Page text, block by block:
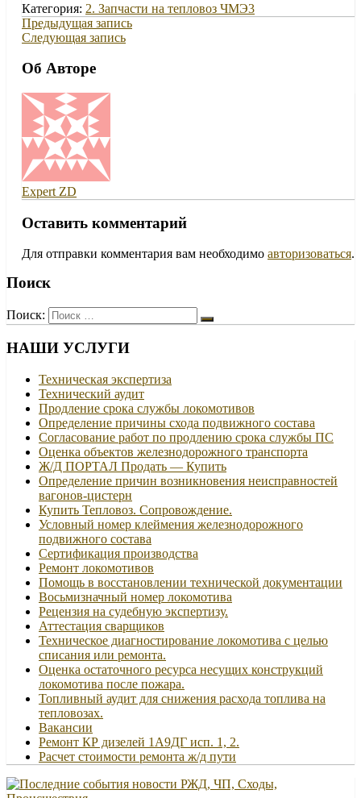
Категория: 2. Запчасти на тепловоз ЧМЭ3
Предыдущая запись
Следующая запись
Об Авторе
Expert ZD
Оставить комментарий
Для отправки комментария вам необходимо авторизоваться.
Поиск
Поиск:
НАШИ УСЛУГИ
Техническая экспертиза
Технический аудит
Продление срока службы локомотивов
Определение причины схода подвижного состава
Согласование работ по продлению срока службы ПС
Оценка объектов железнодорожного транспорта
Ж/Д ПОРТАЛ Продать — Купить
Определение причин возникновения неисправностей
вагонов-цистерн
Купить Тепловоз. Сопровождение.
Условный номер клеймения железнодорожного
подвижного состава
Сертификация производства
Ремонт локомотивов
Помощь в восстановлении технической документации
Восьмизначный номер локомотива
Рецензия на судебную экспертизу.
Аттестация сварщиков
Техническое диагностирование локомотива с целью
списания или ремонта.
Оценка остаточного ресурса несущих конструкций
локомотива после пожара.
Топливный аудит для снижения расхода топлива на
тепловозах.
Вакансии
Ремонт КР дизелей 1А9ДГ исп. 1, 2.
Расчет стоимости ремонта ж/д пути